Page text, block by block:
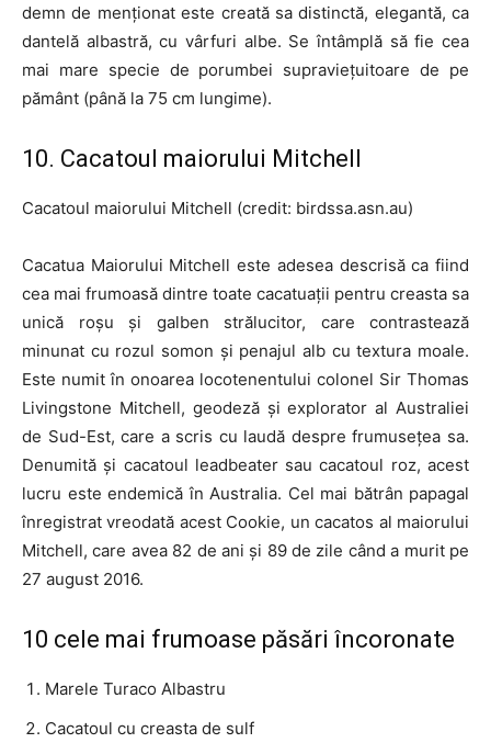
demn de menționat este creată sa distinctă, elegantă, ca
dantelă albastră, cu vârfuri albe. Se întâmplă să fie cea
mai mare specie de porumbei supraviețuitoare de pe
pământ (până la 75 cm lungime).
10. Cacatoul maiorului Mitchell
Cacatoul maiorului Mitchell (credit: birdssa.asn.au)
Cacatua Maiorului Mitchell este adesea descrisă ca fiind
cea mai frumoasă dintre toate cacatuații pentru creasta sa
unică roșu și galben strălucitor, care contrastează
minunat cu rozul somon și penajul alb cu textura moale.
Este numit în onoarea locotenentului colonel Sir Thomas
Livingstone Mitchell, geodeză și explorator al Australiei
de Sud-Est, care a scris cu laudă despre frumusețea sa.
Denumită și cacatoul leadbeater sau cacatoul roz, acest
lucru este endemică în Australia. Cel mai bătrân papagal
înregistrat vreodată acest Cookie, un cacatos al maiorului
Mitchell, care avea 82 de ani și 89 de zile când a murit pe
27 august 2016.
10 cele mai frumoase păsări încoronate
Marele Turaco Albastru
Cacatoul cu creasta de sulf